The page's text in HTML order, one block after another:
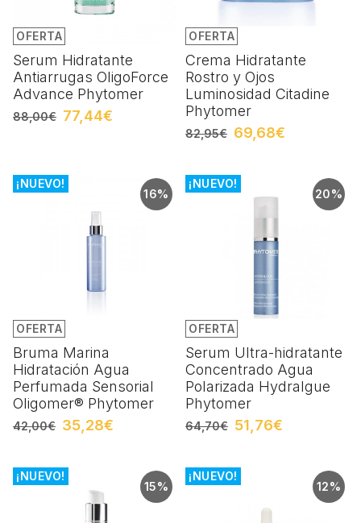
OFERTA
Serum Hidratante
Antiarrugas OligoForce
Advance Phytomer
88,00€ 77,44€
OFERTA
Crema Hidratante
Rostro y Ojos
Luminosidad Citadine
Phytomer
82,95€ 69,68€
16%
OFERTA
¡NUEVO!
Bruma Marina
Hidratación Agua
Perfumada Sensorial
Oligomer® Phytomer
42,00€ 35,28€
20%
OFERTA
¡NUEVO!
Serum Ultra-hidratante
Concentrado Agua
Polarizada Hydralgue
Phytomer
64,70€ 51,76€
15%
¡NUEVO!
12%
¡NUEVO!